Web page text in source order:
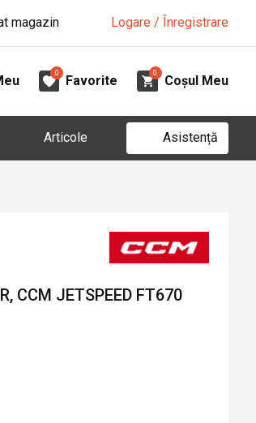
magazin Logare / Înregistrare
0
Favorite
0
Coșul Meu
Articole Asistență
CCM JETSPEED FT670